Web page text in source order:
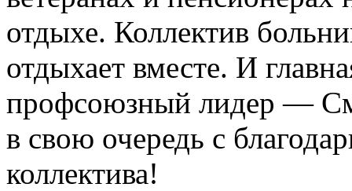
отдыхе. Коллектив
отдыхает вместе. И
профсоюзный лидер —
в свою очередь с
коллектива!